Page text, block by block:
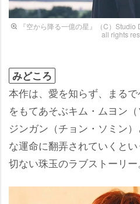
『空から降る一億の星』（C）
all rights
みどころ
本作は、愛を知らず、まる
をもてあそぶキム・ムヨン
ジンガン（チョン・ソミン
な運命に翻弄されていくと
切ない珠玉のラブストーリー。